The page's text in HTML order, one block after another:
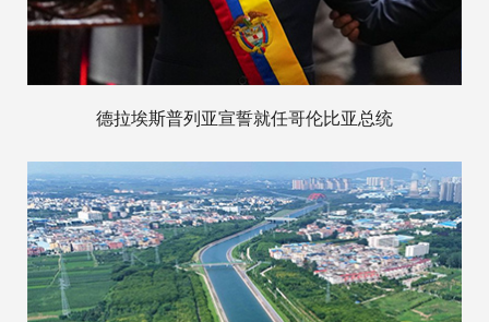
德拉埃斯普列亚宣誓就任哥伦比亚总统